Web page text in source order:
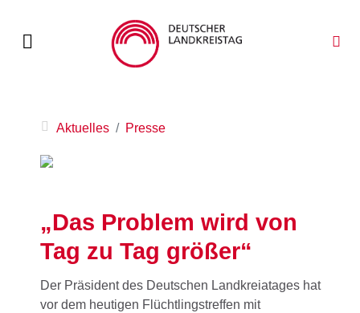
Aktuelles Presse
„Das Problem wird von
Tag zu Tag größer“
Der Präsident des Deutschen Landkreiatages hat
vor dem heutigen Flüchtlingstreffen mit